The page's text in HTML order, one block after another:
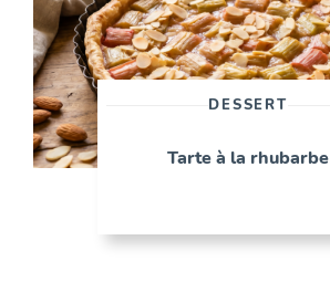
DESSERT
Tarte à la rhubarbe